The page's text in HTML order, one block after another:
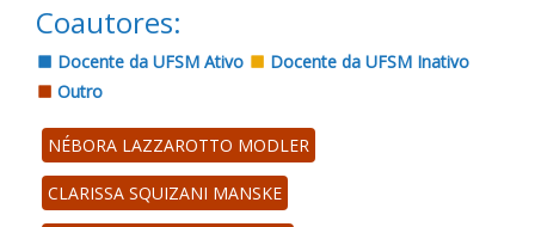
Coautores:
Docente da UFSM Ativo
Docente da UFSM Inativo
Outro
NÉBORA LAZZAROTTO MODLER
CLARISSA SQUIZANI MANSKE